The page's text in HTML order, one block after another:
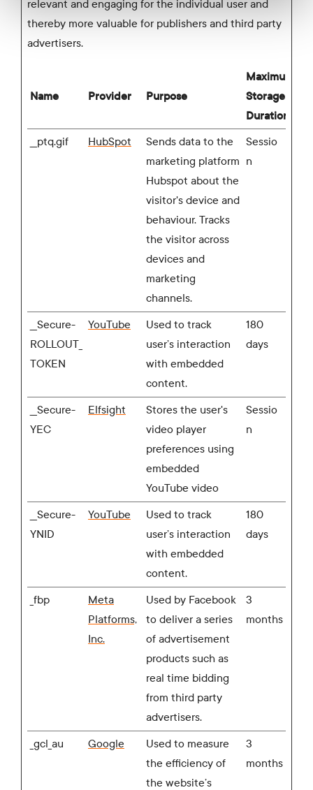
relevant and engaging for the individual user and
thereby more valuable for publishers and third party
advertisers.
Name Provider Purpose
Maximum
Storage
Duration
__ptq.gif
HubSpot
Sends data to the
marketing platform
Hubspot about the
visitor's device and
behaviour. Tracks
the visitor across
devices and
marketing
channels.
Sessio
n
__Secure-
ROLLOUT_
TOKEN
YouTube
Used to track
user’s interaction
with embedded
content.
180
days
__Secure-
YEC
Elfsight
Stores the user's
video player
preferences using
embedded
YouTube video
Sessio
n
__Secure-
YNID
YouTube
Used to track
user’s interaction
with embedded
content.
180
days
_fbp
Meta
Platforms,
Inc.
Used by Facebook
to deliver a series
of advertisement
products such as
real time bidding
from third party
advertisers.
3
months
_gcl_au Google
Used to measure
the efficiency of
the website’s
3
months